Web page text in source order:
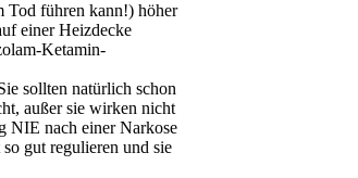
Tod führen kann!) höher
einer Heizdecke
Ketamin-
sollten natürlich schon
außer sie wirken nicht
NIE nach einer Narkose
gut regulieren und sie